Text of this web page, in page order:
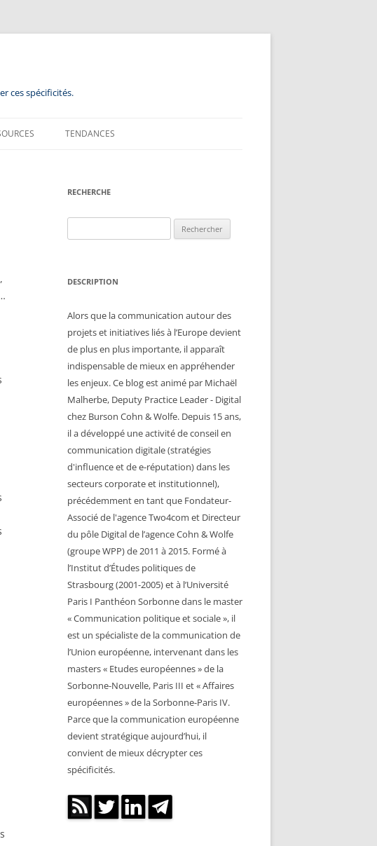
ces spécificités.
TENDANCES
RECHERCHE
DESCRIPTION
Alors que la communication autour des
projets et initiatives liés à l’Europe devient
de plus en plus importante, il apparaît
indispensable de mieux en appréhender
les enjeux. Ce blog est animé par Michaël
Malherbe, Deputy Practice Leader - Digital
chez Burson Cohn & Wolfe. Depuis 15 ans,
il a développé une activité de conseil en
communication digitale (stratégies
d'influence et de e-réputation) dans les
secteurs corporate et institutionnel),
précédemment en tant que Fondateur-
Associé de l'agence Two4com et Directeur
du pôle Digital de l’agence Cohn & Wolfe
(groupe WPP) de 2011 à 2015. Formé à
l’Institut d’Études politiques de
Strasbourg (2001-2005) et à l’Université
Paris I Panthéon Sorbonne dans le master
« Communication politique et sociale », il
est un spécialiste de la communication de
l’Union européenne, intervenant dans les
masters « Etudes européennes » de la
Sorbonne-Nouvelle, Paris III et « Affaires
européennes » de la Sorbonne-Paris IV.
Parce que la communication européenne
devient stratégique aujourd’hui, il
convient de mieux décrypter ces
spécificités.